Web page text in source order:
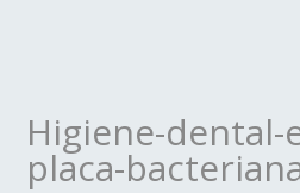
Higiene-dental-
placa-